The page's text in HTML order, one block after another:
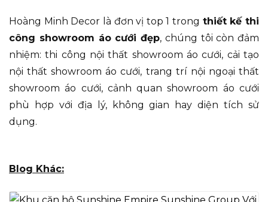
Hoàng Minh Decor là đơn vị top 1 trong thiết kế thi
công showroom áo cưới đẹp, chúng tôi còn đảm
nhiệm: thi công nội thất showroom áo cưới, cải tạo
nội thất showroom áo cưới, trang trí nội ngoại thất
showroom áo cưới, cảnh quan showroom áo cưới
phù hợp với địa lý, không gian hay diện tích sử
dụng.
Blog Khác: